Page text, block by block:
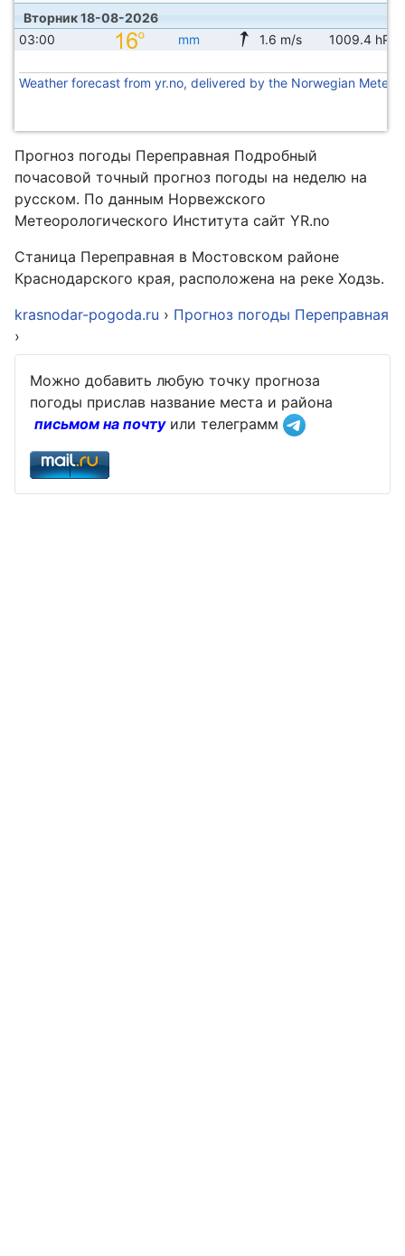
Вторник 18-08-2026
03:00
mm 1.6 m/s 1009.4 hPa
Weather forecast from yr.no, delivered by the Norwegian
Прогноз погоды Переправная Подробный
почасовой точный прогноз погоды на неделю на
русском. По данным Норвежского
Метеорологического Института сайт YR.no
Станица Переправная в Мостовском районе
Краснодарского края, расположена на реке Ходзь.
krasnodar-pogoda.ru › Прогноз погоды Переправная
›
Можно добавить любую точку прогноза
погоды прислав название места и района
письмом на почтуили телеграмм